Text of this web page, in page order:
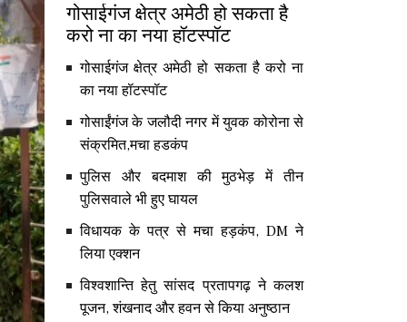
गोसाईगंज क्षेत्र अमेठी हो सकता है
करो ना का नया हॉटस्पॉट
गोसाईगंज क्षेत्र अमेठी हो सकता है करो ना
का नया हॉटस्पॉट
गोसाईंगंज के जलौदी नगर में युवक कोरोना से
संक्रमित,मचा हडकंप
पुलिस और बदमाश की मुठभेड़ में तीन
पुलिसवाले भी हुए घायल
विधायक के पत्र से मचा हड़कंप, DM ने
लिया एक्शन
विश्वशान्ति हेतु सांसद प्रतापगढ़ ने कलश
पूजन, शंखनाद और हवन से किया अनुष्ठान